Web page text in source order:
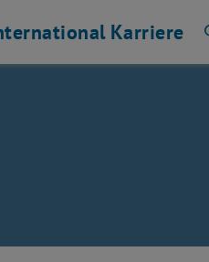
Karriere